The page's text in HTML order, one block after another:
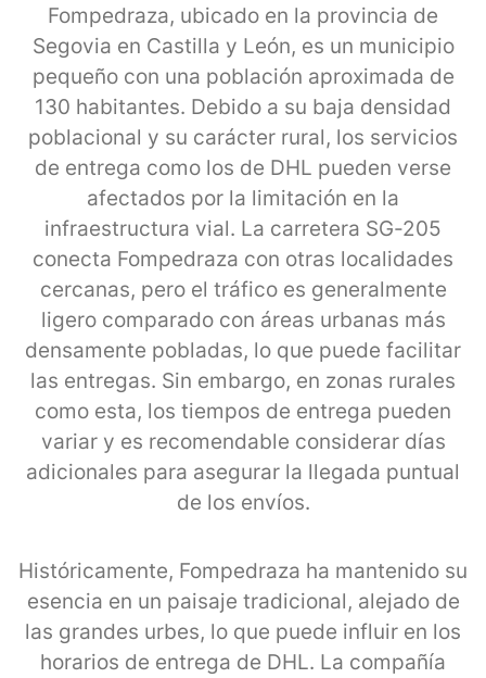
Fompedraza, ubicado en la provincia de
Segovia en Castilla y León, es un municipio
pequeño con una población aproximada de
130 habitantes. Debido a su baja densidad
poblacional y su carácter rural, los servicios
de entrega como los de DHL pueden verse
afectados por la limitación en la
infraestructura vial. La carretera SG-205
conecta Fompedraza con otras localidades
cercanas, pero el tráfico es generalmente
ligero comparado con áreas urbanas más
densamente pobladas, lo que puede facilitar
las entregas. Sin embargo, en zonas rurales
como esta, los tiempos de entrega pueden
variar y es recomendable considerar días
adicionales para asegurar la llegada puntual
de los envíos.
Históricamente, Fompedraza ha mantenido su
esencia en un paisaje tradicional, alejado de
las grandes urbes, lo que puede influir en los
horarios de entrega de DHL. La compañía